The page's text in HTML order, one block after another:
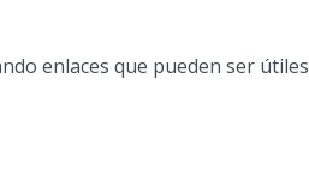
enlaces que pueden ser útiles